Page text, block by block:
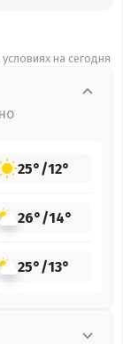
на сегодня
25°/12°
26°/14°
25°/13°